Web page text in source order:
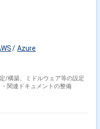
Azure
/構築、ミドルウェア等の設定
関連ドキュメントの整備